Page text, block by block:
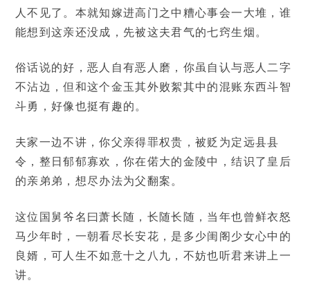
人不见了。本就知嫁进高门之中糟心事会一大堆，谁
能想到这亲还没成，先被这夫君气的七窍生烟。
俗话说的好，恶人自有恶人磨，你虽自认与恶人二字
不沾边，但和这个金玉其外败絮其中的混账东西斗智
斗勇，好像也挺有趣的。
夫家一边不讲，你父亲得罪权贵，被贬为定远县县
令，整日郁郁寡欢，你在偌大的金陵中，结识了皇后
的亲弟弟，想尽办法为父翻案。
这位国舅爷名曰萧长随，长随长随，当年也曾鲜衣怒
马少年时，一朝看尽长安花，是多少闺阁少女心中的
良婿，可人生不如意十之八九，不妨也听君来讲上一
讲。